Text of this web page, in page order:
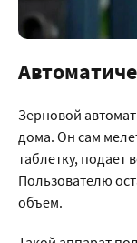
Зерновой
дома. Он сам
таблетку, подает
Пользователю
объем.